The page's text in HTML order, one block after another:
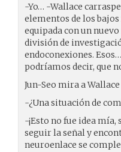
-Yo… -Wallace
elementos de los
equipada con un
división de
endoconexiones.
podríamos decir, que
Jun-Seo mira a
-¿Una situación de
-¡Esto no fue idea mía,
seguir la señal y
neuroenlace se